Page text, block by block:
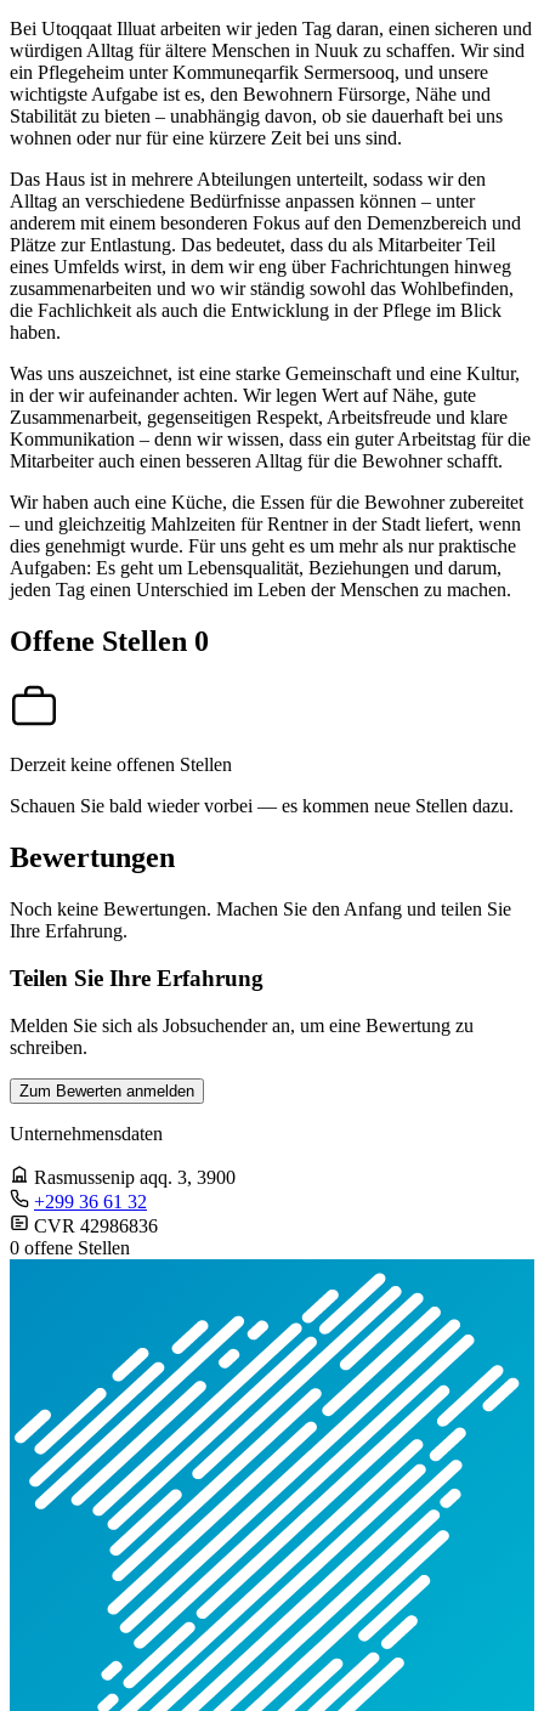
Bei Utoqqaat Illuat arbeiten wir jeden Tag daran, einen sicheren und
würdigen Alltag für ältere Menschen in Nuuk zu schaffen. Wir sind
ein Pflegeheim unter Kommuneqarfik Sermersooq, und unsere
wichtigste Aufgabe ist es, den Bewohnern Fürsorge, Nähe und
Stabilität zu bieten – unabhängig davon, ob sie dauerhaft bei uns
wohnen oder nur für eine kürzere Zeit bei uns sind.
Das Haus ist in mehrere Abteilungen unterteilt, sodass wir den
Alltag an verschiedene Bedürfnisse anpassen können – unter
anderem mit einem besonderen Fokus auf den Demenzbereich und
Plätze zur Entlastung. Das bedeutet, dass du als Mitarbeiter Teil
eines Umfelds wirst, in dem wir eng über Fachrichtungen hinweg
zusammenarbeiten und wo wir ständig sowohl das Wohlbefinden,
die Fachlichkeit als auch die Entwicklung in der Pflege im Blick
haben.
Was uns auszeichnet, ist eine starke Gemeinschaft und eine Kultur,
in der wir aufeinander achten. Wir legen Wert auf Nähe, gute
Zusammenarbeit, gegenseitigen Respekt, Arbeitsfreude und klare
Kommunikation – denn wir wissen, dass ein guter Arbeitstag für die
Mitarbeiter auch einen besseren Alltag für die Bewohner schafft.
Wir haben auch eine Küche, die Essen für die Bewohner zubereitet
– und gleichzeitig Mahlzeiten für Rentner in der Stadt liefert, wenn
dies genehmigt wurde. Für uns geht es um mehr als nur praktische
Aufgaben: Es geht um Lebensqualität, Beziehungen und darum,
jeden Tag einen Unterschied im Leben der Menschen zu machen.
Offene Stellen 0
Derzeit keine offenen Stellen
Schauen Sie bald wieder vorbei — es kommen neue Stellen dazu.
Bewertungen
Noch keine Bewertungen. Machen Sie den Anfang und teilen Sie
Ihre Erfahrung.
Teilen Sie Ihre Erfahrung
Melden Sie sich als Jobsuchender an, um eine Bewertung zu
schreiben.
Zum Bewerten anmelden
Unternehmensdaten
Rasmussenip aqq. 3, 3900
+299 36 61 32
CVR 42986836
0 offene Stellen